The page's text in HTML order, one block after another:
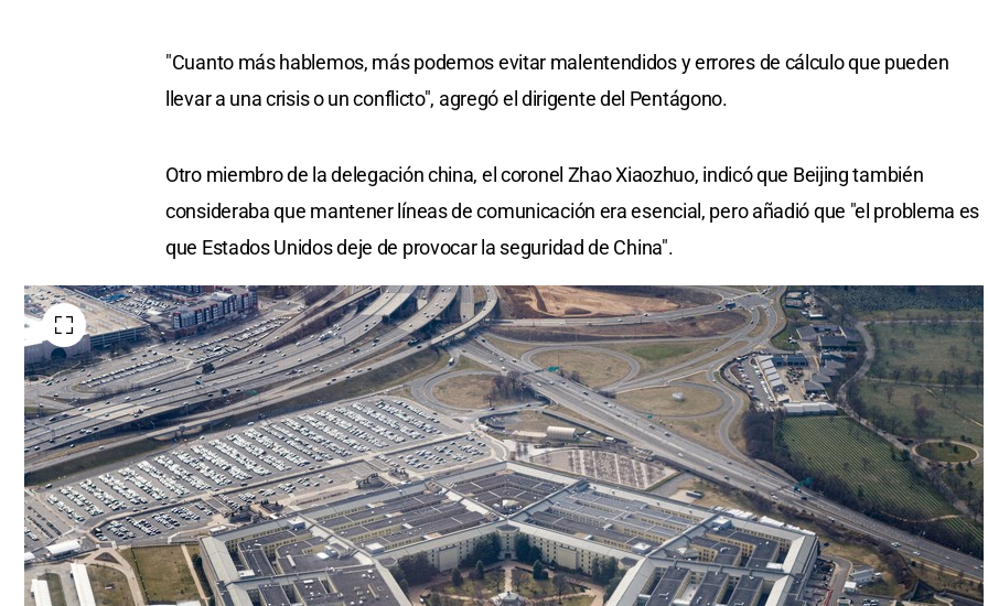
"Cuanto más hablemos, más podemos evitar malentendidos y errores de cálculo que pueden
llevar a una crisis o un conflicto", agregó el dirigente del Pentágono.
Otro miembro de la delegación china, el coronel Zhao Xiaozhuo, indicó que Beijing también
consideraba que mantener líneas de comunicación era esencial, pero añadió que "el problema es
que Estados Unidos deje de provocar la seguridad de China".